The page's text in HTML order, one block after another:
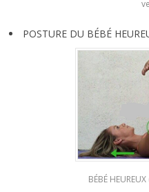
POSTURE DU BÉBÉ
BÉBÉ